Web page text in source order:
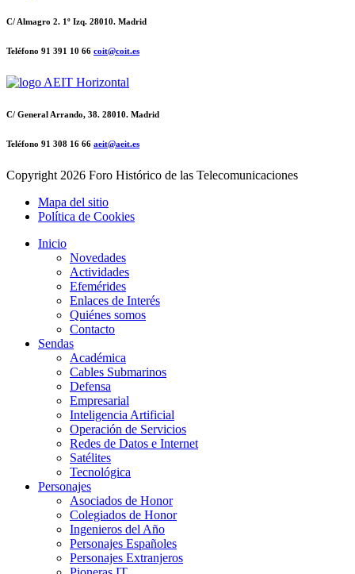
C/ Almagro 2. 1º Izq. 28010. Madrid
Teléfono 91 391 10 66 coit@coit.es
C/ General Arrando, 38. 28010. Madrid
Teléfono 91 308 16 66 aeit@aeit.es
Copyright 2026 Foro Histórico de las Telecomunicaciones
Mapa del sitio
Política de Cookies
Inicio
Novedades
Actividades
Efemérides
Enlaces de Interés
Quiénes somos
Contacto
Sendas
Académica
Cables Submarinos
Defensa
Empresarial
Inteligencia Artificial
Operación de Servicios
Redes de Datos e Internet
Satélites
Tecnológica
Personajes
Asociados de Honor
Colegiados de Honor
Ingenieros del Año
Personajes Españoles
Personajes Extranjeros